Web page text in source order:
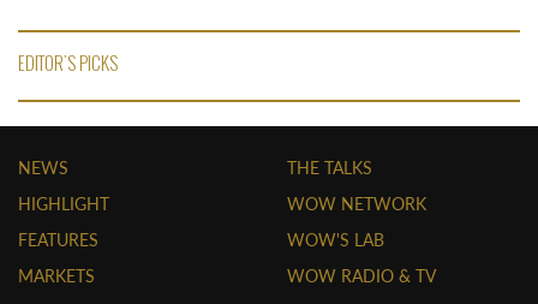
EDITOR'S PICKS
NEWS
HIGHLIGHT
FEATURES
MARKETS
THE TALKS
WOW NETWORK
WOW'S LAB
WOW RADIO & TV